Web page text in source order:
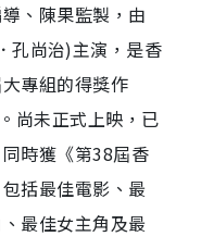
、陳果監製，由
孔尚治)主演，是香
專組的得獎作
尚未正式上映，已
時獲《第38屆香
括最佳電影、最
最佳女主角及最